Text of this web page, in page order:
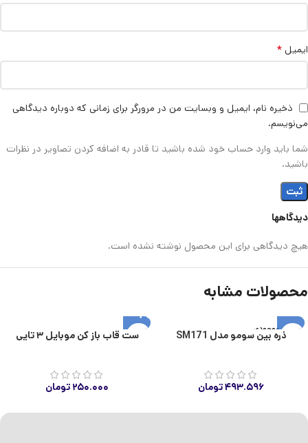
دیدگاهها
هیچ دیدگاهی برای این محصول نوشته نشده است.
ایمیل *
ذخیره نام، ایمیل و وبسایت من در مرورگر برای زمانی که دوباره دیدگاهی
می‌نویسم.
شما باید وارد حساب خود شده باشید تا قادر به اضافه کردن تصاویر در نظرات
باشید.
محصولات مشابه
اتمام موجودی
ذره بین سومو مدل SM171
۴۹۳.۵۹۶تومان
ست قاب باز کن موبایل ۳ تایی
۲۵۰.۰۰۰ تومان